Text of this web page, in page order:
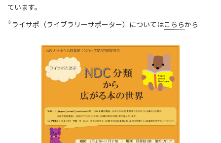
ています。
※ライサポ（ライブラリーサポーター）についてはこちらから